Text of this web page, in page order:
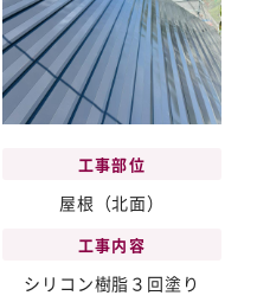
工事部位
屋根（北面）
工事内容
シリコン樹脂３回塗り